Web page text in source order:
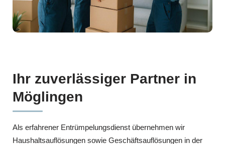
Ihr zuverlässiger Partner in
Möglingen
Als erfahrener Entrümpelungsdienst übernehmen wir
Haushaltsauflösungen sowie Geschäftsauflösungen in der